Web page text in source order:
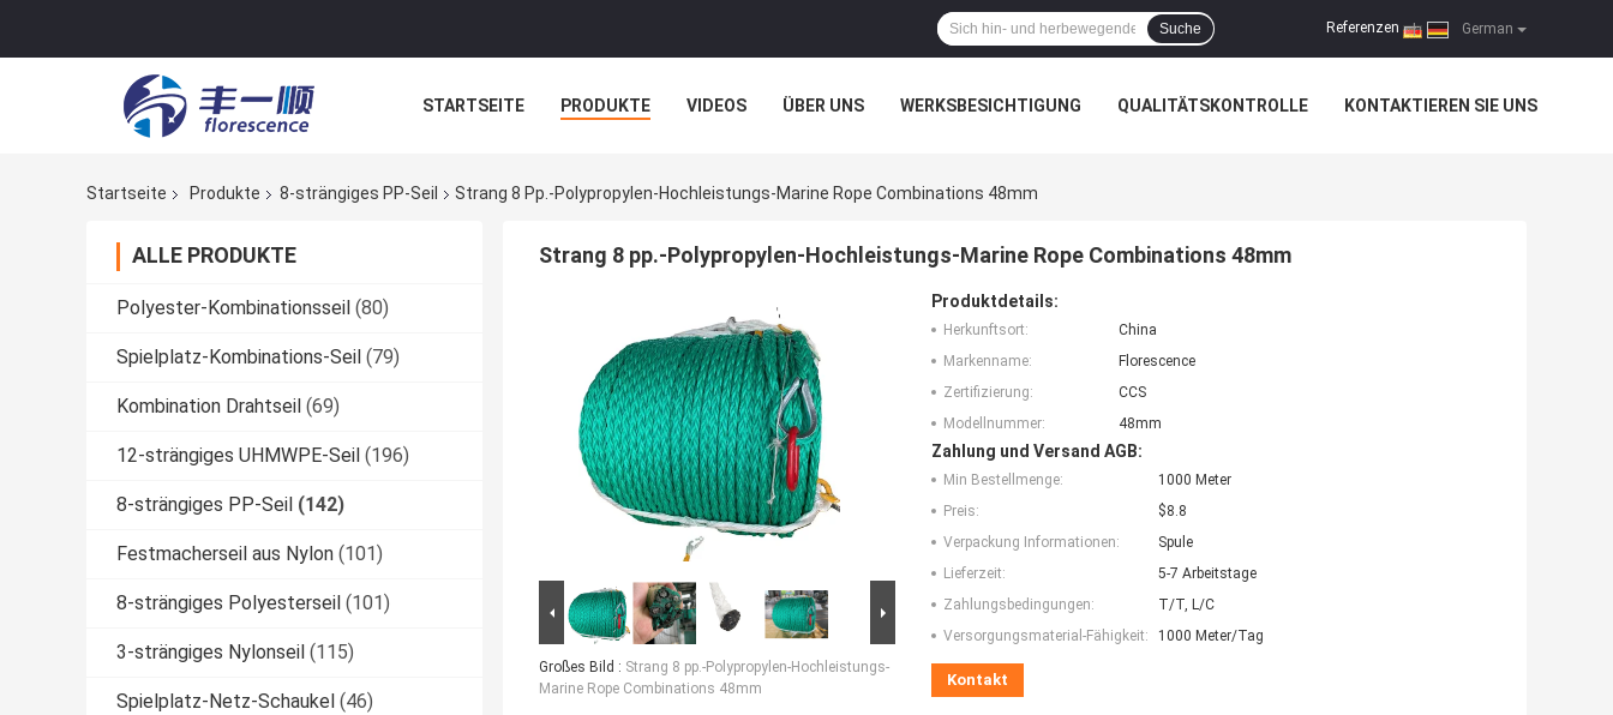
German
Referenzen |
Suche
STARTSEITE PRODUKTE VIDEOS ÜBER UNS WERKSBESICHTIGUNG QUALITÄTSKONTROLLE KONTAKTIEREN SIE UNS
Startseite
Produkte 8-strängiges PP-Seil Strang 8 Pp.-Polypropylen-Hochleistungs-Marine Rope Combinations 48mm
ALLE PRODUKTE
Polyester-Kombinationsseil (80)
Spielplatz-Kombinations-Seil (79)
Kombination Drahtseil (69)
12-strängiges UHMWPE-Seil (196)
8-strängiges PP-Seil (142)
Festmacherseil aus Nylon (101)
8-strängiges Polyesterseil (101)
3-strängiges Nylonseil (115)
Spielplatz-Netz-Schaukel (46)
Strang 8 pp.-Polypropylen-Hochleistungs-Marine Rope Combinations 48mm
Großes Bild : Strang 8 pp.-Polypropylen-Hochleistungs-
Marine Rope Combinations 48mm
Produktdetails:
Herkunftsort:
China
Markenname:
Florescence
Zertifizierung:
CCS
Modellnummer:
48mm
Zahlung und Versand AGB:
Min Bestellmenge:
1000 Meter
Preis:
$8.8
Verpackung Informationen:
Spule
Lieferzeit:
5-7 Arbeitstage
Zahlungsbedingungen:
T/T, L/C
Versorgungsmaterial-Fähigkeit:
1000 Meter/Tag
Kontakt